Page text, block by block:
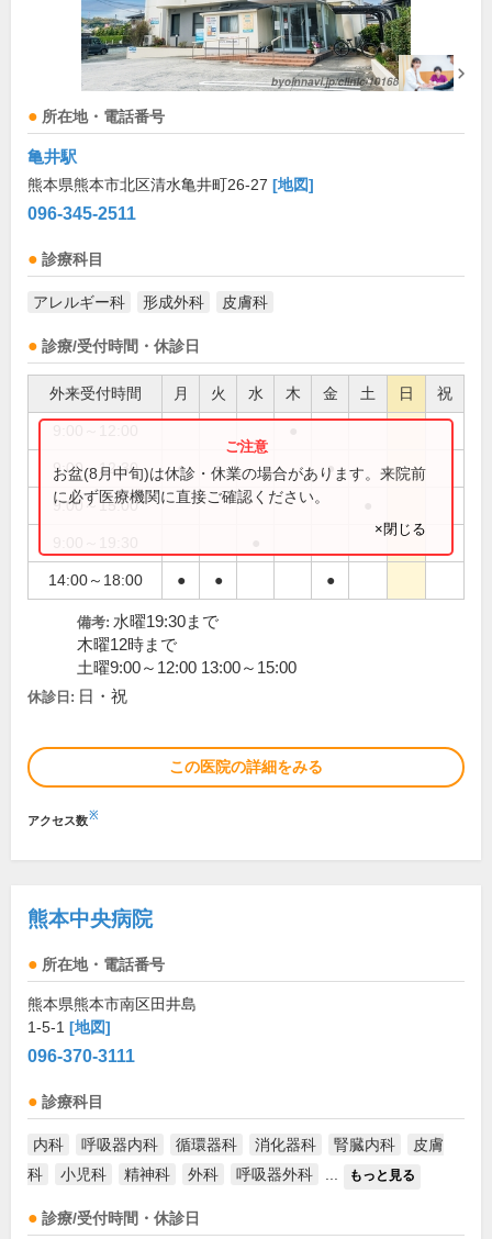
所在地・電話番号
亀井駅
熊本県熊本市北区清水亀井町26-27 [地図]
096-345-2511
診療科目
アレルギー科 形成外科 皮膚科
診療/受付時間・休診日
外来受付時間 月 火 水 木 金 土 日 祝
9:00～12:30 ● ● ●
9:00～15:00
14:00～18:00 ● ● ●
お盆(8月中旬)は休診・休業の場合があります。来院前
に必ず医療機関に直接ご確認ください。
×閉じる
備考: 水曜19:30まで
木曜12時まで
土曜9:00～12:00 13:00～15:00
休診日: 日・祝
この医院の詳細をみる
アクセス数※
熊本中央病院
所在地・電話番号
熊本県熊本市南区田井島
1-5-1 [地図]
096-370-3111
診療科目
内科 呼吸器内科 循環器科 消化器科 腎臓内科
皮膚
科
小児科 精神科 外科 呼吸器外科 もっと見る
診療/受付時間・休診日